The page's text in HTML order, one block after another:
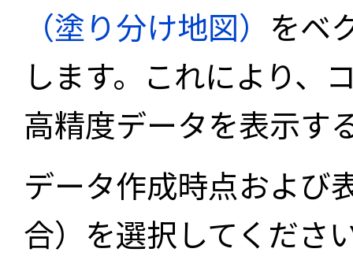
（塗り分け地図） をベ
します。これにより、
高精度データを表示す
データ作成時点および
合）を選択してくださ